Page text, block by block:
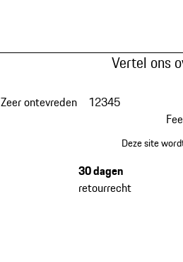
Vertel ons
Zeer ontevreden 12345
Deze site
30 dagen
retourrecht